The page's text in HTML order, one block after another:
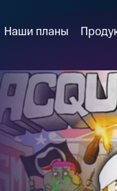
Наши планы